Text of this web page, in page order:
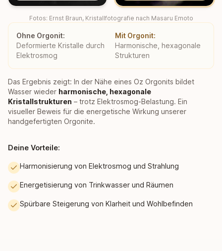
Fotos: Ernst Braun, Kristallfotografie nach Masaru Emoto
Ohne Orgonit:
Deformierte Kristalle durch
Elektrosmog
Mit Orgonit:
Harmonische, hexagonale
Strukturen
Das Ergebnis zeigt: In der Nähe eines Oz Orgonits bildet
Wasser wieder harmonische, hexagonale
Kristallstrukturen – trotz Elektrosmog-Belastung. Ein
visueller Beweis für die energetische Wirkung unserer
handgefertigten Orgonite.
Deine Vorteile:
Harmonisierung von Elektrosmog und Strahlung
Energetisierung von Trinkwasser und Räumen
Spürbare Steigerung von Klarheit und Wohlbefinden